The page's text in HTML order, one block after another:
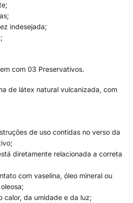
indesejada;
com 03 Preservativos.
de látex natural vulcanizada, com
de uso contidas no verso da
diretamente relacionada a correta
com vaselina, óleo mineral ou
calor, da umidade e da luz;